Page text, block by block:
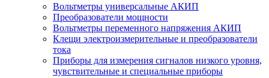
Вольтметры универсальные АКИП
Преобразователи мощности
Вольтметры переменного напряжения АКИП
Клещи электроизмерительные и преобразователи
тока
Приборы для измерения сигналов низкого уровня,
чувствительные и специальные приборы